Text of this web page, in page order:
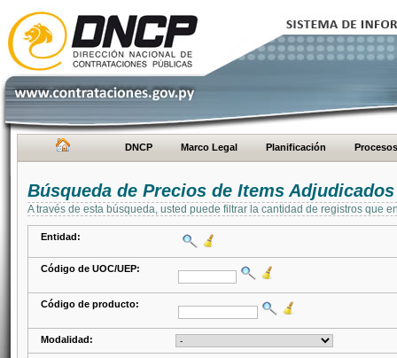
DNCP Marco Legal Planificación Procesos
Búsqueda de Precios de Items Adjudicados
A través de esta búsqueda, usted puede filtrar la cantidad de registros que
Entidad:
Código de UOC/UEP:
Código de producto:
Modalidad: